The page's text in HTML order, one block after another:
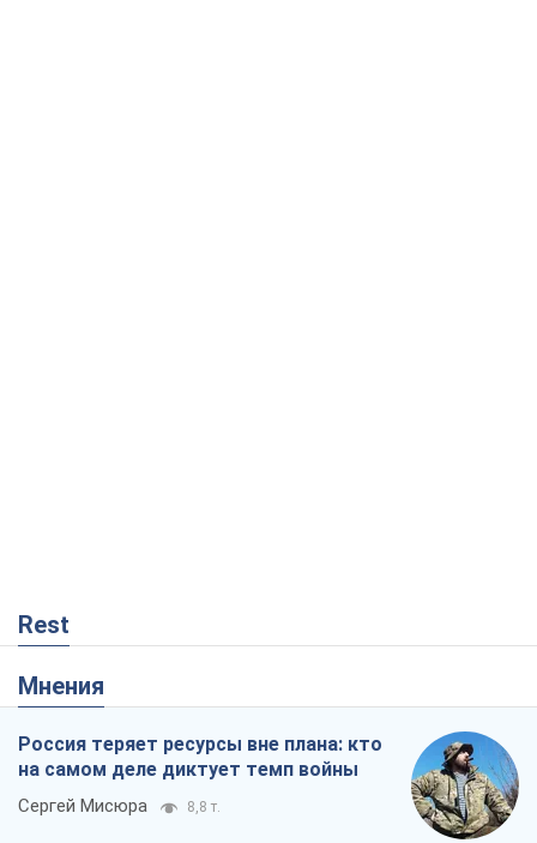
Rest
Мнения
Россия теряет ресурсы вне плана: кто
на самом деле диктует темп войны
Сергей Мисюра 8,8 т.